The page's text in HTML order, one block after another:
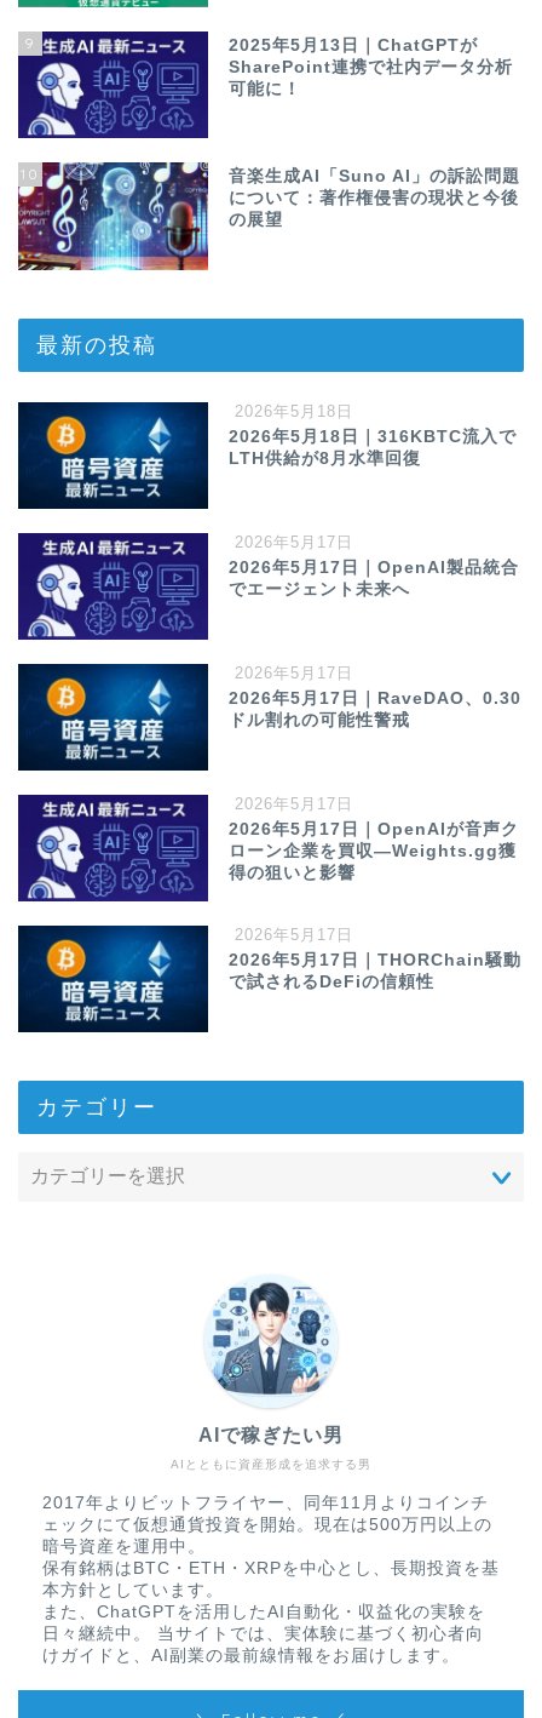
9
2025年5月13日｜ChatGPTが
SharePoint連携で社内データ分析
可能に！
10
音楽生成AI「Suno AI」の訴訟問題
について：著作権侵害の現状と今後
の展望
最新の投稿
2026年5月18日
2026年5月18日｜316KBTC流入で
LTH供給が8月水準回復
2026年5月17日
2026年5月17日｜OpenAI製品統合
でエージェント未来へ
2026年5月17日
2026年5月17日｜RaveDAO、0.30
ドル割れの可能性警戒
2026年5月17日
2026年5月17日｜OpenAIが音声ク
ローン企業を買収—Weights.gg獲
得の狙いと影響
2026年5月17日
2026年5月17日｜THORChain騒動
で試されるDeFiの信頼性
カテゴリー
AIとともに資産形成を追求する男
AIで稼ぎたい男
2017年よりビットフライヤー、同年11月よりコインチ
ェックにて仮想通貨投資を開始。現在は500万円以上の
暗号資産を運用中。
保有銘柄はBTC・ETH・XRPを中心とし、長期投資を基
本方針としています。
また、ChatGPTを活用したAI自動化・収益化の実験を
日々継続中。 当サイトでは、実体験に基づく初心者向
けガイドと、AI副業の最前線情報をお届けします。